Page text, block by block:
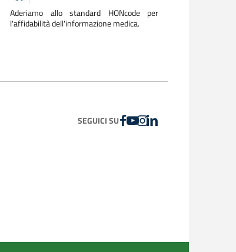
Aderiamo allo standard HONcode per
l'affidabilità dell'informazione medica.
SEGUICI SUFACEBOOK
YOUTUBE
INSTAGRAM
LINKEDIN